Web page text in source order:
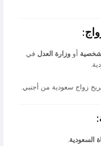
أو وزارة العدل في
زواج سعودية من أجنبي.
السعودية.